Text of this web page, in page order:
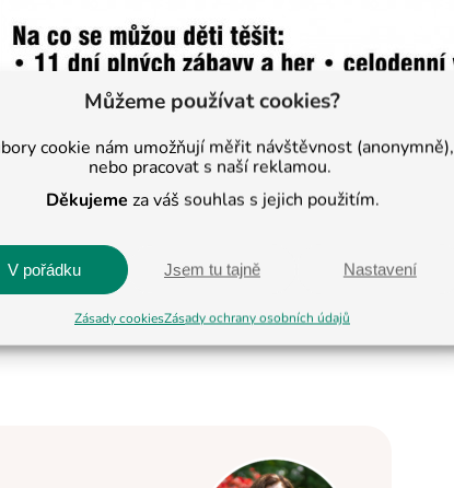
Můžeme používat cookies?
cookie nám umožňují měřit návštěvnost (anonymně),
nebo pracovat s naší reklamou.
Děkujeme za váš souhlas s jejich použitím.
V pořádku Jsem tu tajně Nastavení
Zásady cookiesZásady ochrany osobních údajů